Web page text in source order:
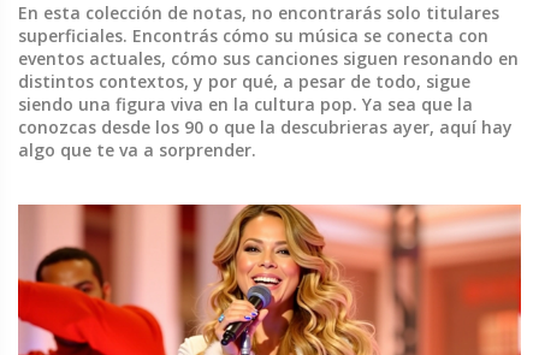
En esta colección de notas, no encontrarás solo titulares
superficiales. Encontrás cómo su música se conecta con
eventos actuales, cómo sus canciones siguen resonando en
distintos contextos, y por qué, a pesar de todo, sigue
siendo una figura viva en la cultura pop. Ya sea que la
conozcas desde los 90 o que la descubrieras ayer, aquí hay
algo que te va a sorprender.